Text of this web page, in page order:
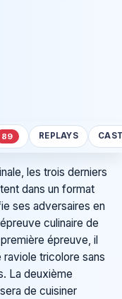
89 REPLAYS
les trois derniers
dans un format
ses adversaires en
culinaire de
épreuve, il
raviole tricolore sans
La deuxième
de cuisiner